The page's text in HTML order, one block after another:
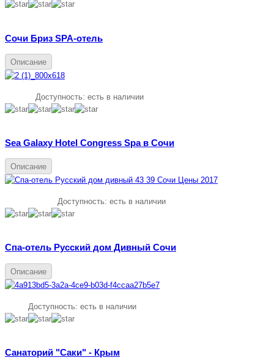
Сочи Бриз SPA-отель
Описание
Доступность: есть в наличии
Sea Galaxy Hotel Congress Spa в Сочи
Описание
Доступность: есть в наличии
Спа-отель Русский дом Дивный Сочи
Описание
Доступность: есть в наличии
Санаторий "Саки" - Крым